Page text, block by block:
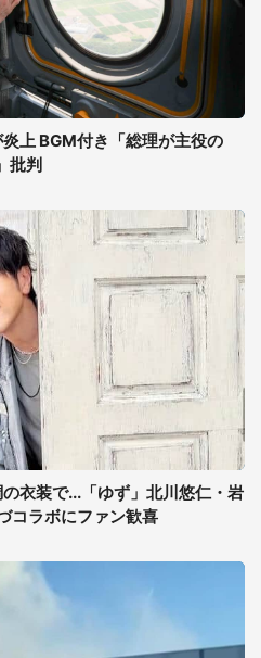
上 BGM付き「総理が主役の
批判
衣装で...「ゆず」北川悠仁・岩
コラボにファン歓喜